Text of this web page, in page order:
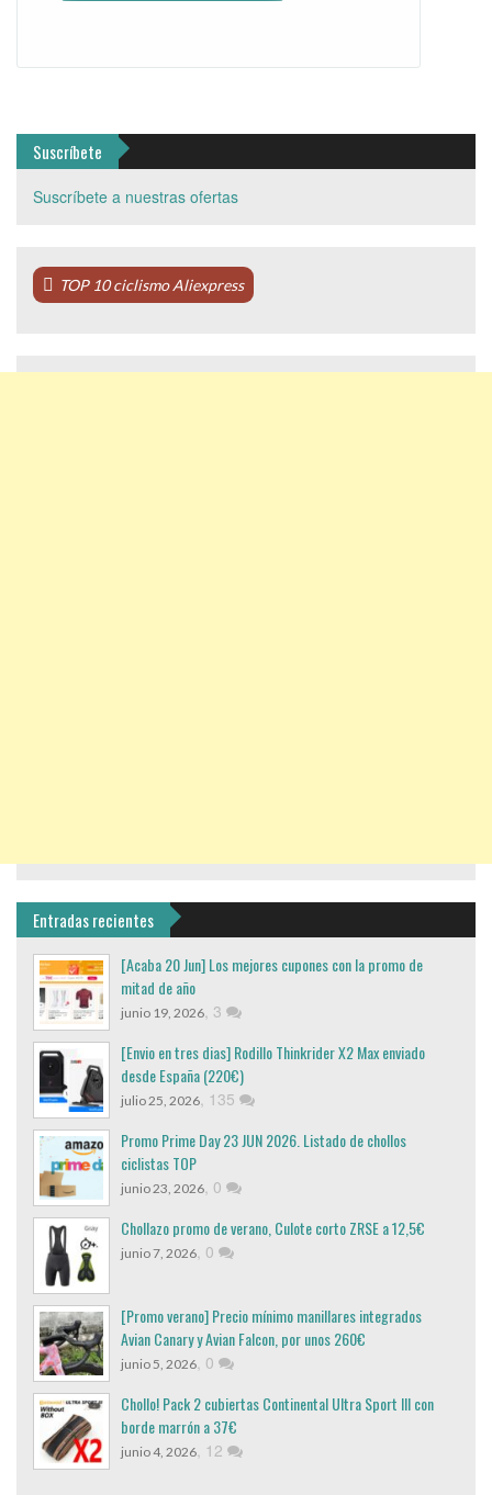
Suscríbete
Suscríbete a nuestras ofertas
TOP 10 ciclismo Aliexpress
Entradas recientes
[Acaba 20 Jun] Los mejores cupones con la promo de
mitad de año
junio 19, 2026, 3
[Envio en tres dias] Rodillo Thinkrider X2 Max enviado
desde España (220€)
julio 25, 2026, 135
Promo Prime Day 23 JUN 2026. Listado de chollos
ciclistas TOP
junio 23, 2026, 0
Chollazo promo de verano, Culote corto ZRSE a 12,5€
junio 7, 2026, 0
[Promo verano] Precio mínimo manillares integrados
Avian Canary y Avian Falcon, por unos 260€
junio 5, 2026, 0
Chollo! Pack 2 cubiertas Continental Ultra Sport III con
borde marrón a 37€
junio 4, 2026, 12